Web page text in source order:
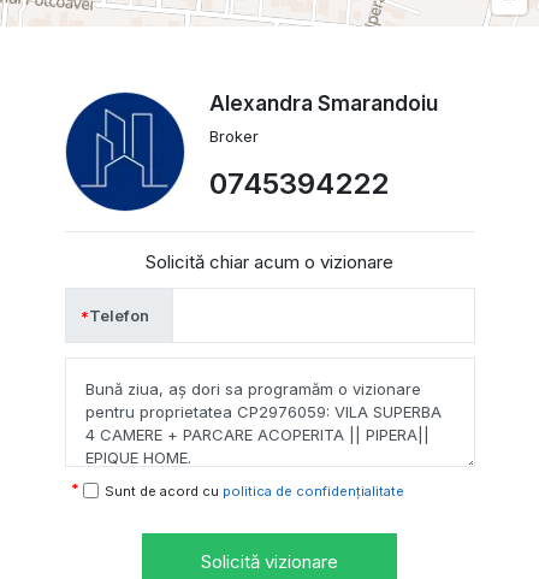
Alexandra Smarandoiu
Broker
0745394222
Solicită chiar acum o vizionare
Telefon
Sunt de acord cu politica de confidențialitate
Solicită vizionare